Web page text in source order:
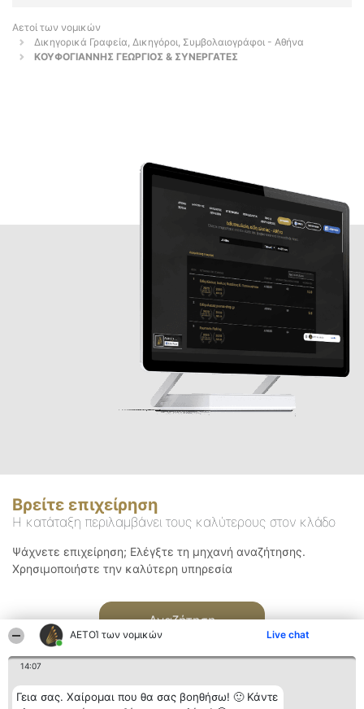
ΑΕΤΟΊ των νομικών Live chat
14:07
Γεια σας. Χαίρομαι που θα σας βοηθήσω! 🙂 Κάντε
Αετοί των νομικών
Δικηγορικά Γραφεία, Δικηγόροι, Συμβολαιογράφοι - Αθήνα
ΚΟΥΦΟΓΙΑΝΝΗΣ ΓΕΩΡΓΙΟΣ & ΣΥΝΕΡΓΑΤΕΣ
Βρείτε επιχείρηση
Η κατάταξη περιλαμβάνει τους καλύτερους στον κλάδο
Ψάχνετε επιχείρηση; Ελέγξτε τη μηχανή αναζήτησης.
Χρησιμοποιήστε την καλύτερη υπηρεσία
Αναζήτηση